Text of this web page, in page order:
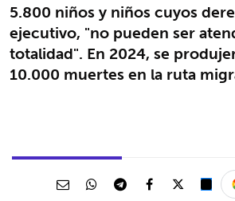
5.800 niños y niños cuyos
ejecutivo, "no pueden ser
totalidad". En 2024, se
10.000 muertes en la ruta